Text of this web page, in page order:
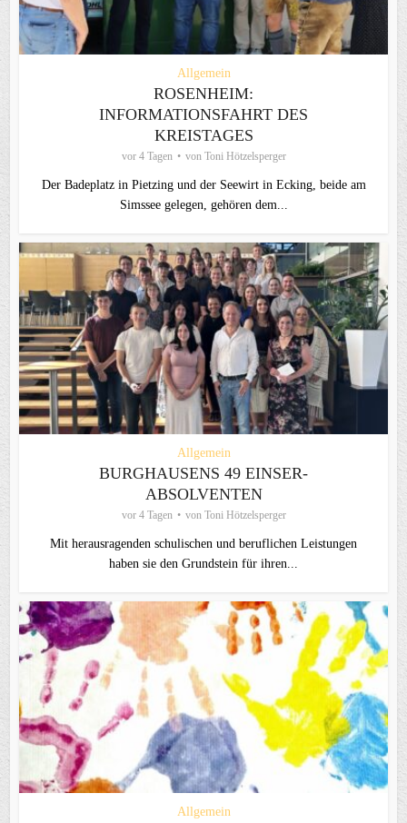
Allgemein
ROSENHEIM:
INFORMATIONSFAHRT DES
KREISTAGES
vor 4 Tagen von Toni Hötzelsperger
Der Badeplatz in Pietzing und der Seewirt in Ecking, beide am
Simssee gelegen, gehören dem...
Allgemein
BURGHAUSENS 49 EINSER-
ABSOLVENTEN
vor 4 Tagen von Toni Hötzelsperger
Mit herausragenden schulischen und beruflichen Leistungen
haben sie den Grundstein für ihren...
Allgemein